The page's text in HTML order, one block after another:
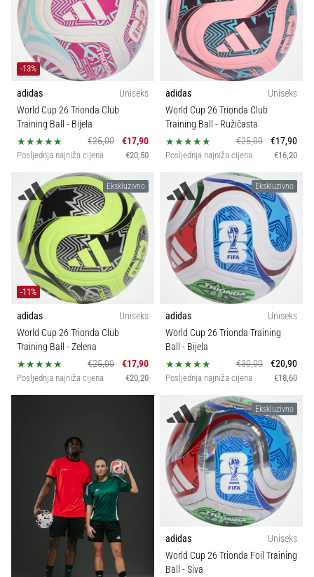
-13%
adidas
Uniseks
World Cup 26 Trionda Club
Training Ball - Bijela
€25,00
€17,90
Posljednja najniža cijena €20,50
adidas
Uniseks
World Cup 26 Trionda Club
Training Ball - Ružičasta
€25,00
€17,90
Posljednja najniža cijena €16,20
Ekskluzivno
-11%
adidas
Uniseks
World Cup 26 Trionda Club
Training Ball - Zelena
€25,00
€17,90
Posljednja najniža cijena €20,20
Ekskluzivno
adidas
Uniseks
World Cup 26 Trionda Training
Ball - Bijela
€30,00
€20,90
Posljednja najniža cijena €18,60
Ekskluzivno
adidas
Uniseks
World Cup 26 Trionda Foil Training
Ball - Siva